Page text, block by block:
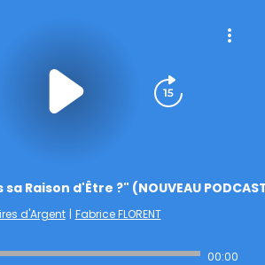
Raison d'Être ?" (NOUVEAU
d'Argent | Fabrice FLORENT
00:00